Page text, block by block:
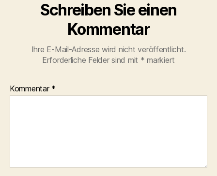
Schreiben Sie einen
Kommentar
Ihre E-Mail-Adresse wird nicht veröffentlicht.
Erforderliche Felder sind mit * markiert
Kommentar *